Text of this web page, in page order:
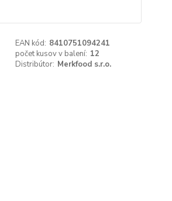
EAN kód: 8410751094241
počet kusov v balení: 12
Distribútor: Merkfood s.r.o.